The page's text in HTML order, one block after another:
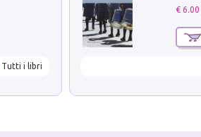
Tutti i libri
€ 6.00